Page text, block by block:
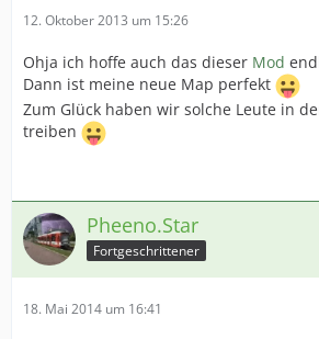
12. Oktober 2013 um 15:26
Ohja ich hoffe auch das dieser Mod
Dann ist meine neue Map perfekt
Zum Glück haben wir solche Leute in
treiben
Pheeno.Star
Fortgeschrittener
18. Mai 2014 um 16:41